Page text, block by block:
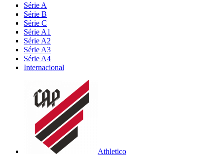
Série A
Série B
Série C
Série A1
Série A2
Série A3
Série A4
Internacional
Athletico